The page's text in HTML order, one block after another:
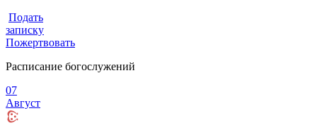
Подать
записку
Пожертвовать
Расписание богослужений
07
Август